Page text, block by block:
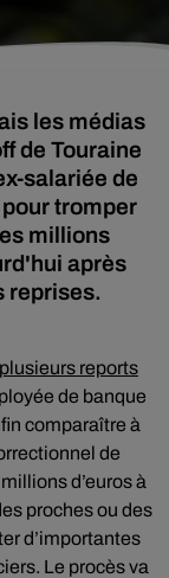
les médias
de Touraine
salariée de
tromper
millions
après
reprises.
reports
de banque
comparaître à
de
d’euros à
proches ou des
d’importantes
Le procès va